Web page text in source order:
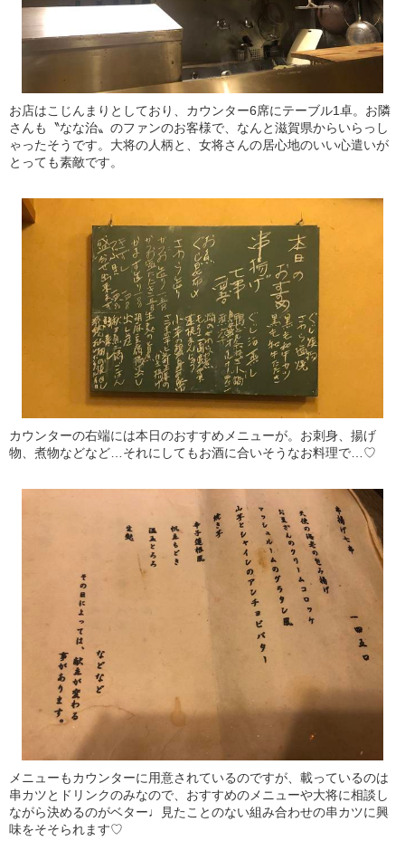
お店はこじんまりとしており、カウンター6席にテーブル1卓。お隣
さんも〝なな治〟のファンのお客様で、なんと滋賀県からいらっし
ゃったそうです。大将の人柄と、女将さんの居心地のいい心遣いが
とっても素敵です。
カウンターの右端には本日のおすすめメニューが。お刺身、揚げ
物、煮物などなど…それにしてもお酒に合いそうなお料理で…♡
メニューもカウンターに用意されているのですが、載っているのは
串カツとドリンクのみなので、おすすめのメニューや大将に相談し
ながら決めるのがベター♩見たことのない組み合わせの串カツに興
味をそそられます♡